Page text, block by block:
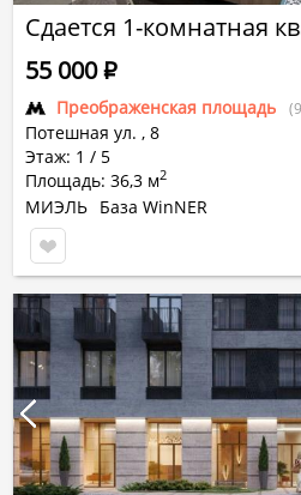
Сдается 1-комнатная
Преображенская площадь
Потешная ул. , 8
Этаж: 1 / 5
Площадь: 36,3 м2
55 000Р
МИЭЛЬ База WinNER